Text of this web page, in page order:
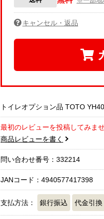
キャンセル・返品
トイレオプション品 TOTO
最初のレビューを投稿してみま
商品レビューを書く
問い合わせ番号：332214
JANコード：4940577417398
支払方法： 銀行振込 代金引換